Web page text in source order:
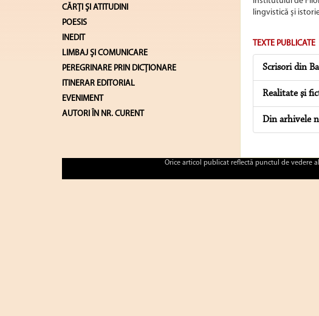
CĂRŢI ŞI ATITUDINI
POESIS
INEDIT
LIMBAJ ŞI COMUNICARE
PEREGRINARE PRIN DICȚIONARE
ITINERAR EDITORIAL
EVENIMENT
AUTORI ÎN NR. CURENT
lingvistică şi
TEXTE PUBLICATE
Scrisori din
Realitate şi
Din arhivele
Orice articol publicat reflectă punctul de vedere